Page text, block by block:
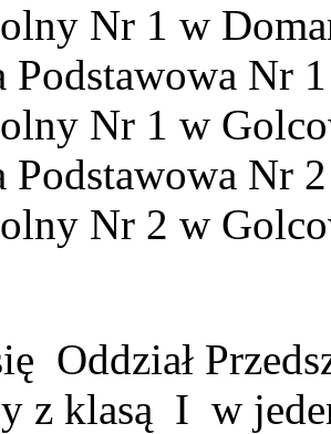
Nr 1 w
Podstawowa
Nr 1 w
Podstawowa
Nr 2 w
Oddział
z klasą I w